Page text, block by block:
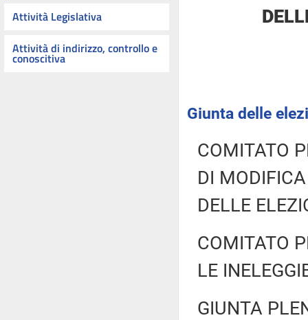
Attività Legislativa
Attività di indirizzo, controllo e
conoscitiva
Giunta delle
COMITATO
DI
DELLE
COMITATO
LE
GIUNTA